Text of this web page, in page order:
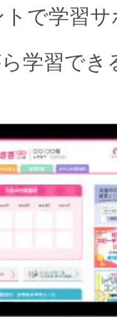
トで学習
学習でき